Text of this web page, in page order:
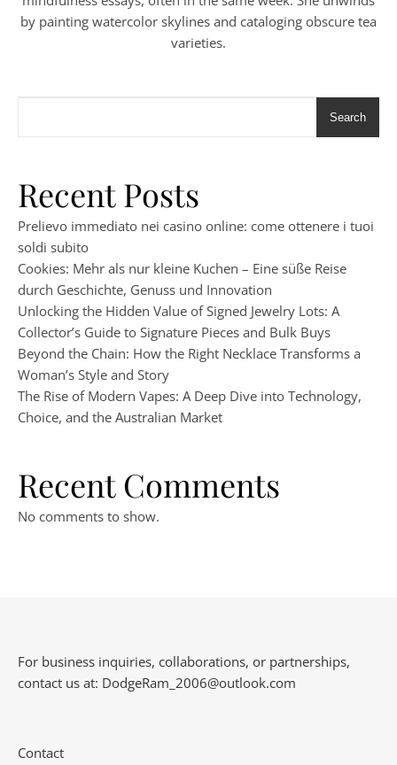
by painting watercolor skylines and cataloging obscure tea
varieties.
Search
Recent Posts
Prelievo immediato nei casino online: come ottenere i tuoi
soldi subito
Cookies: Mehr als nur kleine Kuchen – Eine süße Reise
durch Geschichte, Genuss und Innovation
Unlocking the Hidden Value of Signed Jewelry Lots: A
Collector’s Guide to Signature Pieces and Bulk Buys
Beyond the Chain: How the Right Necklace Transforms a
Woman’s Style and Story
The Rise of Modern Vapes: A Deep Dive into Technology,
Choice, and the Australian Market
Recent Comments
No comments to show.
For business inquiries, collaborations, or partnerships,
contact us at: DodgeRam_2006@outlook.com
Contact